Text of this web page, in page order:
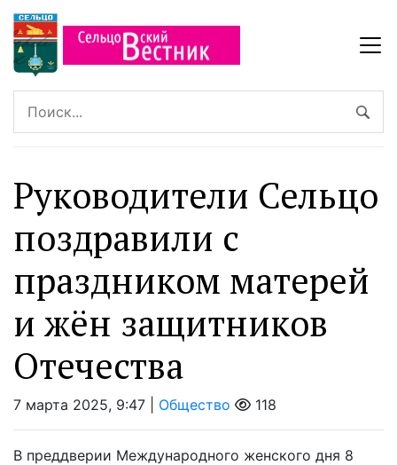
Руководители Сельцо
поздравили с
праздником матерей
и жён защитников
Отечества
7 марта 2025, 9:47 | Общество 118
В преддверии Международного женского дня 8